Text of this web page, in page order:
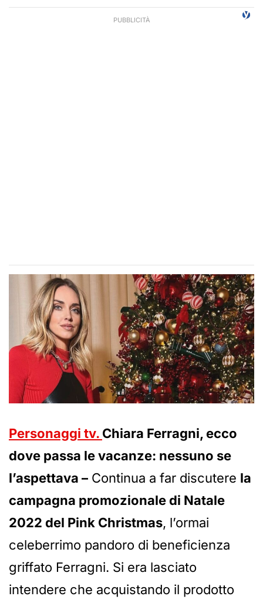
Personaggi tv. Chiara Ferragni, ecco
dove passa le vacanze: nessuno se
l’aspettava – Continua a far discutere la
campagna promozionale di Natale
2022 del Pink Christmas, l’ormai
celeberrimo pandoro di beneficienza
griffato Ferragni. Si era lasciato
intendere che acquistando il prodotto